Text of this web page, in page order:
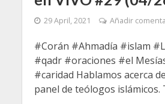
29 April, 2021 Añadir
#Corán #Ahmadía #islam
#qadr #oraciones #el
#caridad Hablamos acerca
panel de teólogos islámicos.